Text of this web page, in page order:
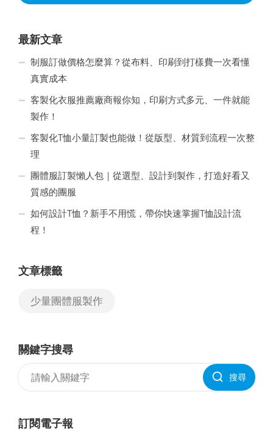
最新文章
制服訂做價格怎麼算？從布料、印刷到打樣費一次看懂
真實成本
客製化衣服推薦廠商報你知，印刷方式多元、一件就能
製作！
客製化T恤小量訂製也能做！從版型、材質到流程一次整
理
團體服訂製懶人包｜從選型、設計到製作，打造好看又
質感的團服
如何設計T恤？新手不用慌，帶你快速掌握T恤設計流
程！
文章標籤
少量團體服製作
關鍵字搜尋
搜尋
訂閱電子報